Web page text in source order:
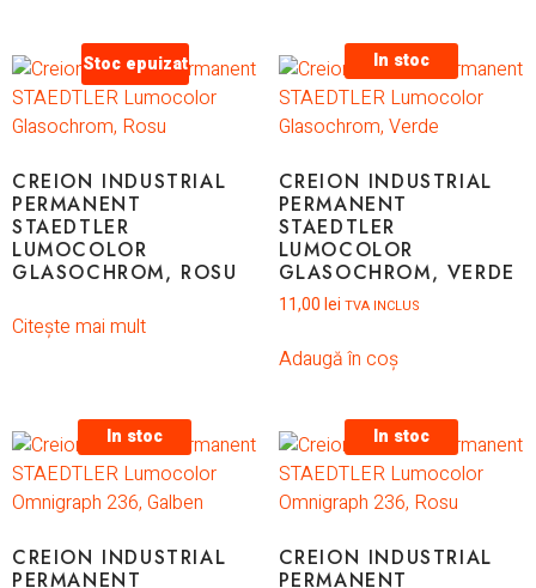
Stoc epuizat
CREION INDUSTRIAL
PERMANENT
STAEDTLER
LUMOCOLOR
GLASOCHROM, ROSU
Citește mai mult
In stoc
CREION INDUSTRIAL
PERMANENT
STAEDTLER
LUMOCOLOR
GLASOCHROM, VERDE
11,00 lei TVA INCLUS
Adaugă în coș
In stoc
CREION INDUSTRIAL
PERMANENT
In stoc
CREION INDUSTRIAL
PERMANENT